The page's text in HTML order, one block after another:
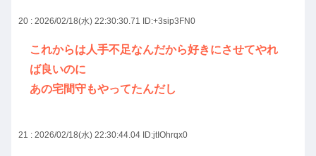
20 : 2026/02/18(水) 22:30:30.71 ID:+3sip3FN0
これからは人手不足なんだから好きにさせてやれ
ば良いのに
あの宅間守もやってたんだし
21 : 2026/02/18(水) 22:30:44.04 ID:jtIOhrqx0